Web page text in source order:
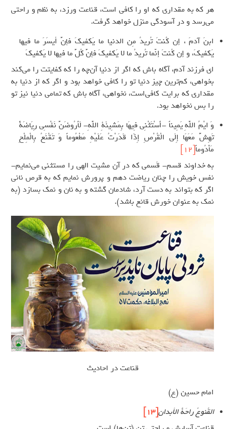
هر که به مقداری که او را کافی است، قناعت ورزد، به نظم و راحتی
می‌رسد و در آسودگی منزل خواهد گرفت.
ابنَ آدمَ ، إن كُنتَ تُريدُ مِن الدنيا ما يَكفيكَ فإنَّ أيسَرَ ما فيها
يَكفيكَ، و إن كُنتَ إنّما تُريدُ ما لا يَكفيكَ فإنَّ كُلَّ ما فيها لا يَكفيكَ
ای فرزند آدم، آگاه باش که اگر از دنیا آن‌چه را که کفایتت را می‌کند
بخواهی، کم‌ترین چیز دنیا تو را کافی خواهد بود و اگر که از دنیا به
مقداری که برایت کافی‌است، نخواهی، آگاه باش که تمامی دنیا نیز تو
را بس نخواهد بود.
وَ ايْمُ اللَّهِ يَمِيناً -أَسْتَثْنِي فِيهَا بِمَشِيئَةِ اللَّهِ- لَأَرُوضَنَّ نَفْسِي رِيَاضَةً
تَهِشُّ مَعَهَا إِلَى الْقُرْصِ إِذَا قَدَرْتُ عَلَيْهِ مَطْعُوماً وَ تَقْنَعُ بِالْمِلْحِ
مَأْدُوماً[12]
به خداوند قسم- قَسمی که در آن مشیت الهی را مستثنی می‌نمایم-
نفس خویش را چنان ریاضت دهم و پرورش نمایم که به قرص نانی
اگر که بتواند به دست آرد، شادمان گشته و به نان و نمک بسازد (به
نمک به عنوان خورش قانع باشد).
قناعت در احادیث
امام حسین (ع)
القُنوعُ راحَةُ الأبدان[13]